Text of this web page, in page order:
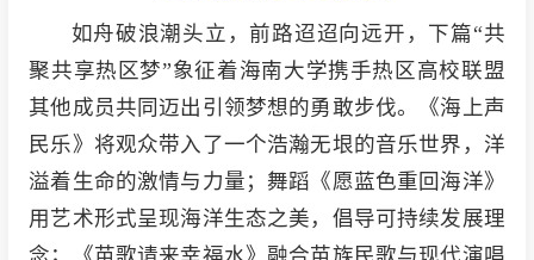
如舟破浪潮头立，前路迢迢向远开，下篇“共
聚共享热区梦”象征着海南大学携手热区高校联盟
其他成员共同迈出引领梦想的勇敢步伐。《海上声
民乐》将观众带入了一个浩瀚无垠的音乐世界，洋
溢着生命的激情与力量；舞蹈《愿蓝色重回海洋》
用艺术形式呈现海洋生态之美，倡导可持续发展理